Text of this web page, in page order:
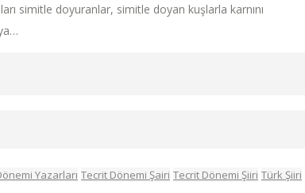
simitle doyuranlar, simitle doyan kuşlarla karnını
Yazarları Tecrit Dönemi Şairi Tecrit Dönemi Şiiri Türk Şiiri